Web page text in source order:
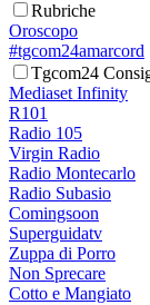
Rubriche
Oroscopo
#tgcom24amarcord
Tgcom24
Mediaset Infinity
R101
Radio 105
Virgin Radio
Radio Montecarlo
Radio Subasio
Comingsoon
Superguidatv
Zuppa di Porro
Non Sprecare
Cotto e Mangiato